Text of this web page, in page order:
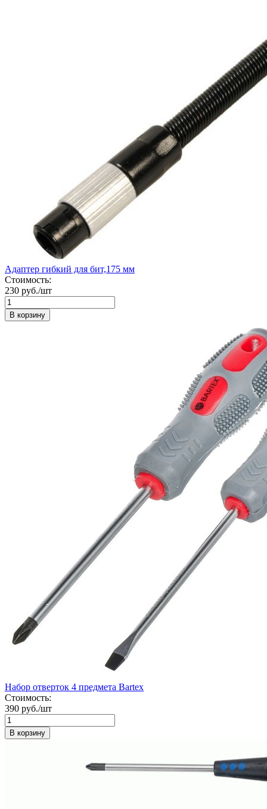
Адаптер гибкий для бит,175 мм
Стоимость:
230 руб./шт
В корзину
Набор отверток 4 предмета Bartex
Стоимость:
390 руб./шт
В корзину